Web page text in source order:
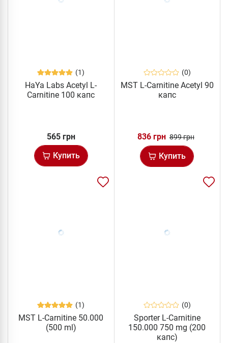
(1)
HaYa Labs Acetyl L-
Carnitine 100 капс
565 грн
Купить
(0)
MST L-Carnitine Acetyl 90
капс
836 грн 899 грн
Купить
(1)
MST L-Carnitine 50.000
(500 ml)
(0)
Sporter L-Carnitine
150.000 750 mg (200
капс)